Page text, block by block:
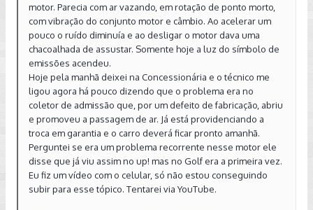
motor. Parecia com ar vazando, em rotação de ponto morto,
com vibração do conjunto motor e câmbio. Ao acelerar um
pouco o ruído diminuía e ao desligar o motor dava uma
chacoalhada de assustar. Somente hoje a luz do símbolo de
emissões acendeu.
Hoje pela manhã deixei na Concessionária e o técnico me
ligou agora há pouco dizendo que o problema era no
coletor de admissão que, por um defeito de fabricação, abriu
e promoveu a passagem de ar. Já está providenciando a
troca em garantia e o carro deverá ficar pronto amanhã.
Perguntei se era um problema recorrente nesse motor ele
disse que já viu assim no up! mas no Golf era a primeira vez.
Eu fiz um vídeo com o celular, só não estou conseguindo
subir para esse tópico. Tentarei via YouTube.